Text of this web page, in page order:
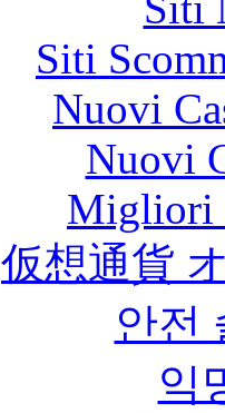
Siti
Nuovi
Nuovi
Migliori
仮想通貨
안전
익